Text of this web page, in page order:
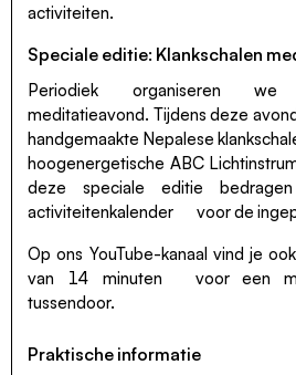
activiteiten.
Speciale editie: Klankschalen
Periodiek organiseren we
meditatieavond. Tijdens deze
handgemaakte Nepalese
hoogenergetische ABC
deze speciale editie
activiteitenkalender
voor de
Op ons YouTube-kanaal vind je
van 14 minuten
voor een
tussendoor.
Praktische informatie